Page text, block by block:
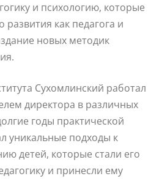
и психологию, которые
развития как педагога и
новых методик
Сухомлинский работал
директора в различных
годы практической
уникальные подходы к
детей, которые стали его
и принесли ему